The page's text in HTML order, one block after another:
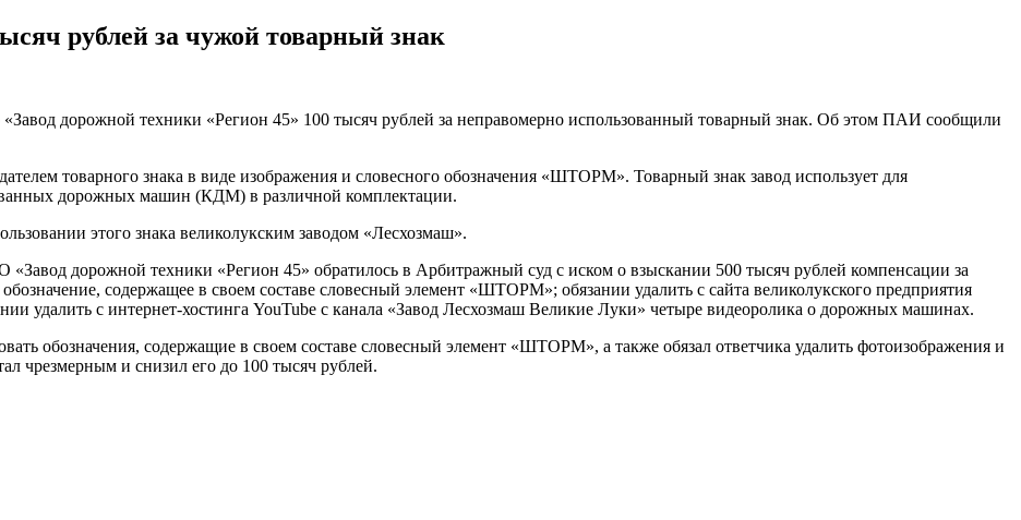
рублей за чужой товарный знак
«Завод дорожной техники «Регион 45» 100 тысяч рублей за неправомерно использованный товарный знак. Об этом ПАИ сообщили
товарного знака в виде изображения и словесного обозначения «ШТОРМ». Товарный знак завод использует для
дорожных машин (КДМ) в различной комплектации.
этого знака великолукским заводом «Лесхозмаш».
дорожной техники «Регион 45» обратилось в Арбитражный суд с иском о взыскании 500 тысяч рублей компенсации за
содержащее в своем составе словесный элемент «ШТОРМ»; обязании удалить с сайта великолукского предприятия
удалить с интернет-хостинга YouTube с канала «Завод Лесхозмаш Великие Луки» четыре видеоролика о дорожных машинах.
обозначения, содержащие в своем составе словесный элемент «ШТОРМ», а также обязал ответчика удалить фотоизображения и
чрезмерным и снизил его до 100 тысяч рублей.